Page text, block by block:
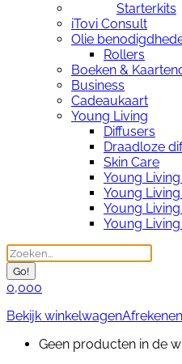
Starterkits
iTovi Consult
Olie
Rollers
Boeken &
Business
Cadeaukaart
Young Living
Diffusers
Draadloze
Skin Care
Young
Young
Young
Young
Search:
0,000
Bekijk winkelwagenAfrekenen
Geen producten in de